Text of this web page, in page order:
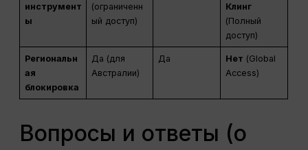
инструмент
ы
(ограниченн
ый доступ)
Клинг
(Полный
доступ)
Региональн
ая
блокировка
Да (для
Австралии)
Да Нет (Global
Access)
Вопросы и ответы (о